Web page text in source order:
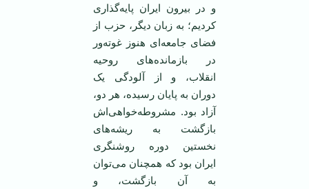
و در بیرون ایران پایه‌گذاری
کردیم؛ به زبان دیگر، حزب از
فضای جامعه‌ای هنوز غوته‌ور
در بازمانده‌های روحیه
انقلاب، و از آلودگی یک
دوران به پایان رسیده، هر دو،
آزاد بود. مشروطه‌خواهی‌اش
بازگشت به ریشه‌های
نخستین دوره روشنگری
ایران بود که همچنان می‌توان
به آن بازگشت، و